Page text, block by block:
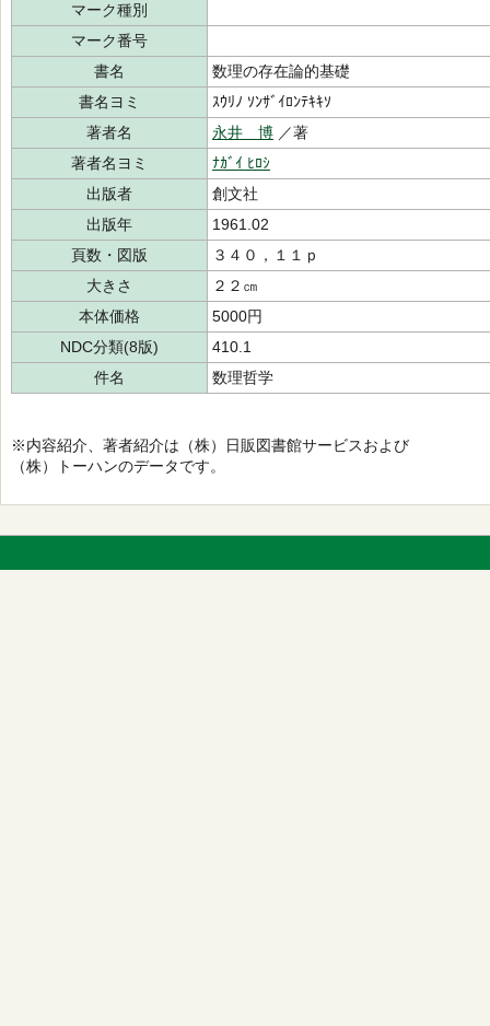
マーク種別
マーク番号
書名
数理の存在論的基礎
書名ヨミ
ｽｳﾘﾉ ｿﾝｻﾞｲﾛﾝﾃｷｷｿ
著者名
永井 博 ／著
著者名ヨミ
ﾅｶﾞｲ ﾋﾛｼ
出版者
創文社
出版年
1961.02
頁数・図版
３４０，１１ｐ
大きさ
２２㎝
本体価格
5000円
NDC分類(8版)
410.1
件名
数理哲学
※内容紹介、著者紹介は（株）日販図書館サービスおよび
（株）トーハンのデータです。